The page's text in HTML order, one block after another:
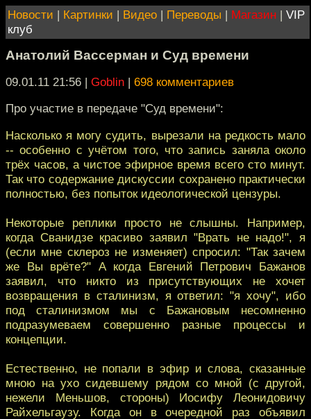
Новости | Картинки | Видео | Переводы | Магазин | VIP
клуб
Анатолий Вассерман и Суд времени
09.01.11 21:56 | Goblin | 698 комментариев
Про участие в передаче "Суд времени":
Насколько я могу судить, вырезали на редкость мало
-- особенно с учётом того, что запись заняла около
трёх часов, а чистое эфирное время всего сто минут.
Так что содержание дискуссии сохранено практически
полностью, без попыток идеологической цензуры.
Некоторые реплики просто не слышны. Например,
когда Сванидзе красиво заявил "Врать не надо!", я
(если мне склероз не изменяет) спросил: "Так зачем
же Вы врёте?" А когда Евгений Петрович Бажанов
заявил, что никто из присутствующих не хочет
возвращения в сталинизм, я ответил: "я хочу", ибо
под сталинизмом мы с Бажановым несомненно
подразумеваем совершенно разные процессы и
концепции.
Естественно, не попали в эфир и слова, сказанные
мною на ухо сидевшему рядом со мной (с другой,
нежели Меньшов, стороны) Иосифу Леонидовичу
Райхельгаузу. Когда он в очередной раз объявил